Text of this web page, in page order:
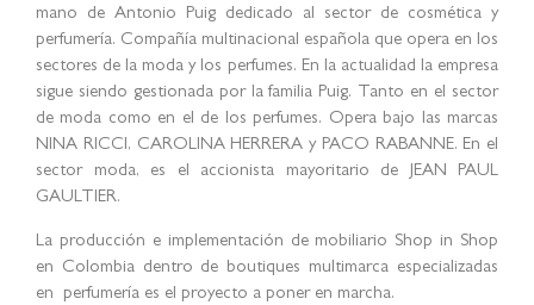
mano de Antonio Puig dedicado al sector de cosmética y
perfumería. Compañía multinacional española que opera en los
sectores de la moda y los perfumes. En la actualidad la empresa
sigue siendo gestionada por la familia Puig. Tanto en el sector
de moda como en el de los perfumes. Opera bajo las marcas
NINA RICCI, CAROLINA HERRERA y PACO RABANNE. En el
sector moda, es el accionista mayoritario de JEAN PAUL
GAULTIER.
La producción e implementación de mobiliario Shop in Shop
en Colombia dentro de boutiques multimarca especializadas
en perfumería es el proyecto a poner en marcha.